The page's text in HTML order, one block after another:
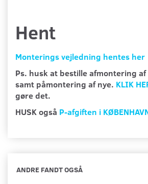
Hent
Monterings vejledning hentes her
Ps. husk at bestille afmontering
samt påmontering af nye. KLIK
gøre det.
HUSK også P-afgiften i
ANDRE FANDT OGSÅ